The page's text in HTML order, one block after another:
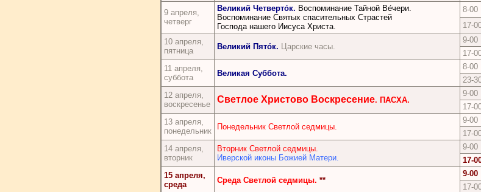
9 апреля,
четверг
Великий Четверто́к. Воспоминание Тайной Ве́чери.
Воспоминание Святых спасительных Страстей
Господа нашего Иисуса Христа.
8-00
17-
10 апреля,
пятница
Великий Пято́к. Царские часы.
9-00
17-
11 апреля,
суббота
Великая Суббота.
8-00
23-
12 апреля,
воскресенье
Светлое Христово Воскресение. ПАСХА.
9-00
17-
13 апреля,
понедельник
Понедельник Светлой седмицы.
9-00
17-
14 апреля,
вторник
Вторник Светлой седмицы.
Иверской иконы Божией Матери.
9-00
17-
15 апреля,
среда
Среда Светлой седмицы. **
9-00
17-